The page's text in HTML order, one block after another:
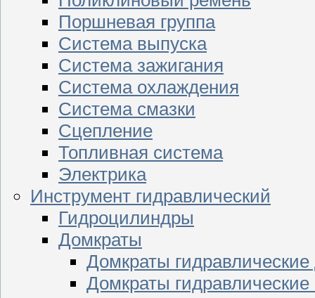
Поршневая группа
Система выпуска
Система зажигания
Система охлаждения
Система смазки
Сцепление
Топливная система
Электрика
Инструмент гидравлический
Гидроцилиндры
Домкраты
Домкраты
Домкраты гидравлические